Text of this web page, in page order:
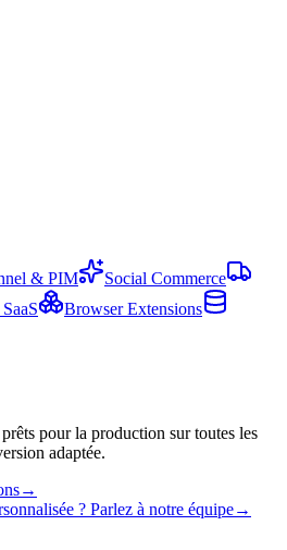
& PIM
Social Commerce
Browser Extensions
pour la production sur toutes les
adaptée.
→
? Parlez à notre équipe→